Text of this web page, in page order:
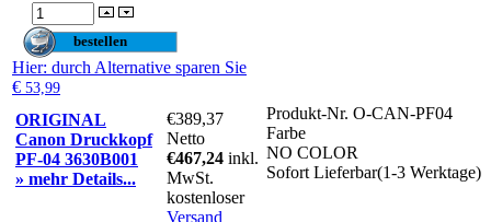
Hier: durch Alternative sparen Sie
€ 53,99
ORIGINAL
Canon Druckkopf
PF-04 3630B001
» mehr Details...
€389,37
Netto
€467,24 inkl.
MwSt.
kostenloser
Versand
Produkt-Nr. O-CAN-PF04
Farbe
NO COLOR
Sofort Lieferbar(1-3 Werktage)